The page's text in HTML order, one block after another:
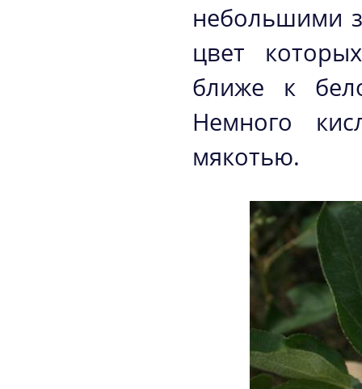
небольшими
цвет
ближе к
Немного
мякотью.